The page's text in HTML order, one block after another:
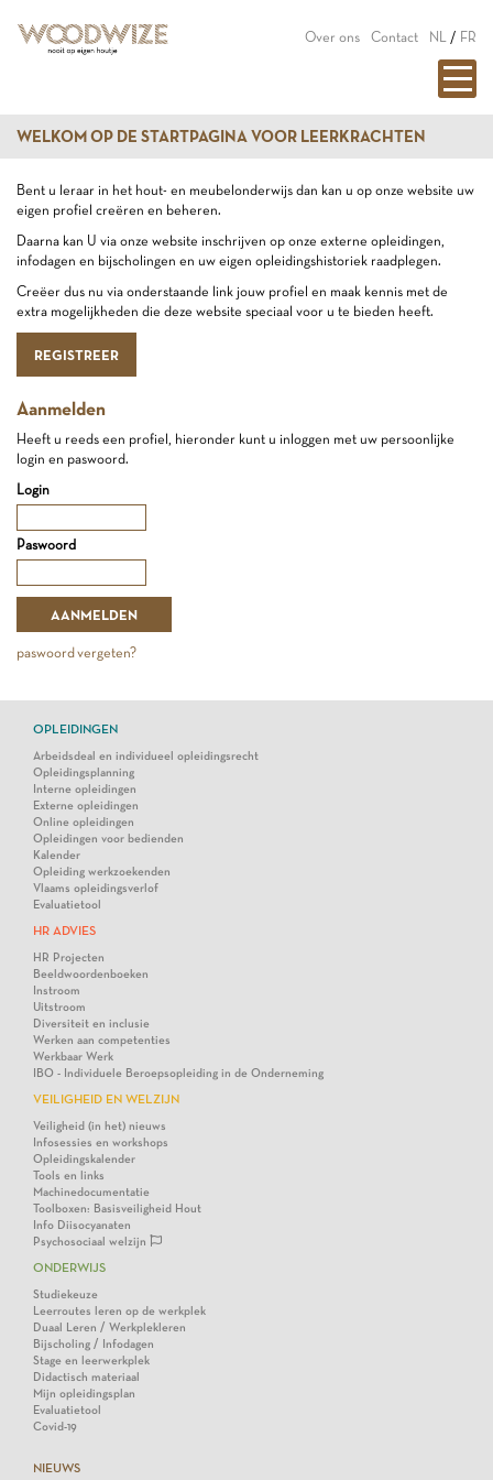
Over ons Contact NL / FR
WELKOM OP DE STARTPAGINA VOOR LEERKRACHTEN
Bent u leraar in het hout- en meubelonderwijs dan kan u op onze website uw
eigen profiel creëren en beheren.
Daarna kan U via onze website inschrijven op onze externe opleidingen,
infodagen en bijscholingen en uw eigen opleidingshistoriek raadplegen.
Creëer dus nu via onderstaande link jouw profiel en maak kennis met de
extra mogelijkheden die deze website speciaal voor u te bieden heeft.
REGISTREER
Aanmelden
Heeft u reeds een profiel, hieronder kunt u inloggen met uw persoonlijke
login en paswoord.
Login
Paswoord
paswoord vergeten?
OPLEIDINGEN
Arbeidsdeal en individueel opleidingsrecht
Opleidingsplanning
Interne opleidingen
Externe opleidingen
Online opleidingen
Opleidingen voor bedienden
Kalender
Opleiding werkzoekenden
Vlaams opleidingsverlof
Evaluatietool
HR ADVIES
HR Projecten
Beeldwoordenboeken
Instroom
Uitstroom
Diversiteit en inclusie
Werken aan competenties
Werkbaar Werk
IBO - Individuele Beroepsopleiding in de Onderneming
VEILIGHEID EN WELZIJN
Veiligheid (in het) nieuws
Infosessies en workshops
Opleidingskalender
Tools en links
Machinedocumentatie
Toolboxen: Basisveiligheid Hout
Info Diisocyanaten
Psychosociaal welzijn
ONDERWIJS
Studiekeuze
Leerroutes leren op de werkplek
Duaal Leren / Werkplekleren
Bijscholing / Infodagen
Stage en leerwerkplek
Didactisch materiaal
Mijn opleidingsplan
Evaluatietool
Covid-19
NIEUWS